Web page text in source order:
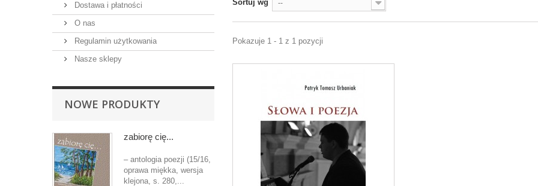
Dostawa i płatności
O nas
Regulamin użytkowania
Nasze sklepy
NOWE PRODUKTY
zabiorę cię...
– antologia poezji (15/16,
oprawa miękka, wersja
klejona, s. 280,...
Sortuj wg --
Pokazuje 1 - 1 z 1 pozycji